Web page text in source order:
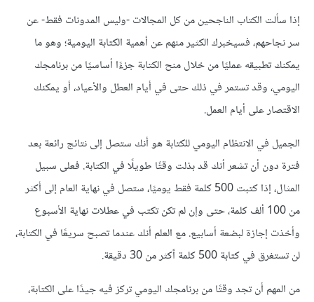
إذا سألت الكتاب الناجحين من كل المجالات -وليس المدونات فقط- عن
سر نجاحهم، فسيخبرك الكثير منهم عن أهمية الكتابة اليومية؛ وهو ما
يمكنك تطبيقه عمليًا من خلال منح الكتابة جزءًا أساسيًا من برنامجك
اليومي، وقد تستمر في ذلك حتى في أيام العطل والأعياد، أو يمكنك
الاقتصار على أيام العمل.
الجميل في الانتظام اليومي للكتابة هو أنك ستصل إلى نتائج رائعة بعد
فترة دون أن تشعر أنك قد بذلت وقتًا طويلًا في الكتابة. فعلى سبيل
المثال، إذا كتبت 500 كلمة فقط يوميًا، ستصل في نهاية العام إلى أكثر
من 100 ألف كلمة، حتى وإن لم تكن تكتب في عطلات نهاية الأسبوع
وأخذت إجازة لبضعة أسابيع. مع العلم أنك عندما تصبح سريعًا في الكتابة،
لن تستغرق في كتابة 500 كلمة ٱكثر من 30 دقيقة.
من المهم أن تجد وقتًا من برنامجك اليومي تركز فيه جيدًا على الكتابة،